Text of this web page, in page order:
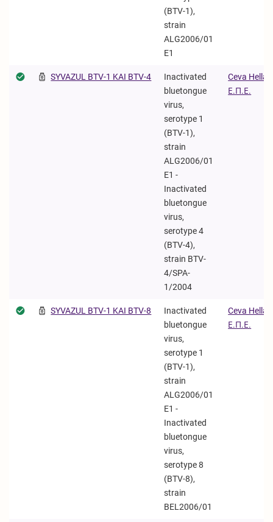
(BTV-1),
strain
ALG2006/01
E1
SYVAZUL BTV-1 KAI BTV-4
Inactivated
bluetongue
virus,
serotype 1
(BTV-1),
strain
ALG2006/01
E1 -
Inactivated
bluetongue
virus,
serotype 4
(BTV-4),
strain BTV-
4/SPA-
1/2004
Ceva Hellas
Ε.Π.Ε.
SYVAZUL BTV-1 KAI BTV-8
Inactivated
bluetongue
virus,
serotype 1
(BTV-1),
strain
ALG2006/01
E1 -
Inactivated
bluetongue
virus,
serotype 8
(BTV-8),
strain
BEL2006/01
Ceva Hellas
Ε.Π.Ε.